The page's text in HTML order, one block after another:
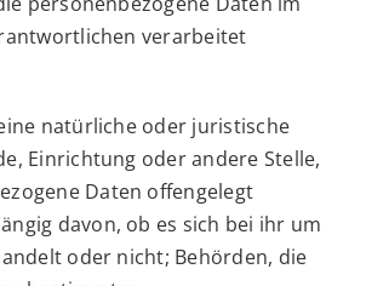
verarbeitet
natürliche oder juristische
Einrichtung oder andere Stelle,
Daten offengelegt
davon, ob es sich bei ihr um
oder nicht; Behörden, die